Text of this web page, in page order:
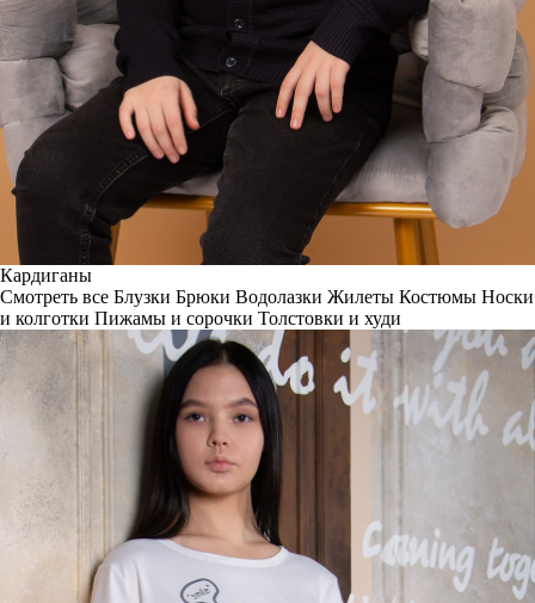
Кардиганы
Смотреть все Блузки Брюки Водолазки Жилеты Костюмы Носки
и колготки Пижамы и сорочки Толстовки и худи